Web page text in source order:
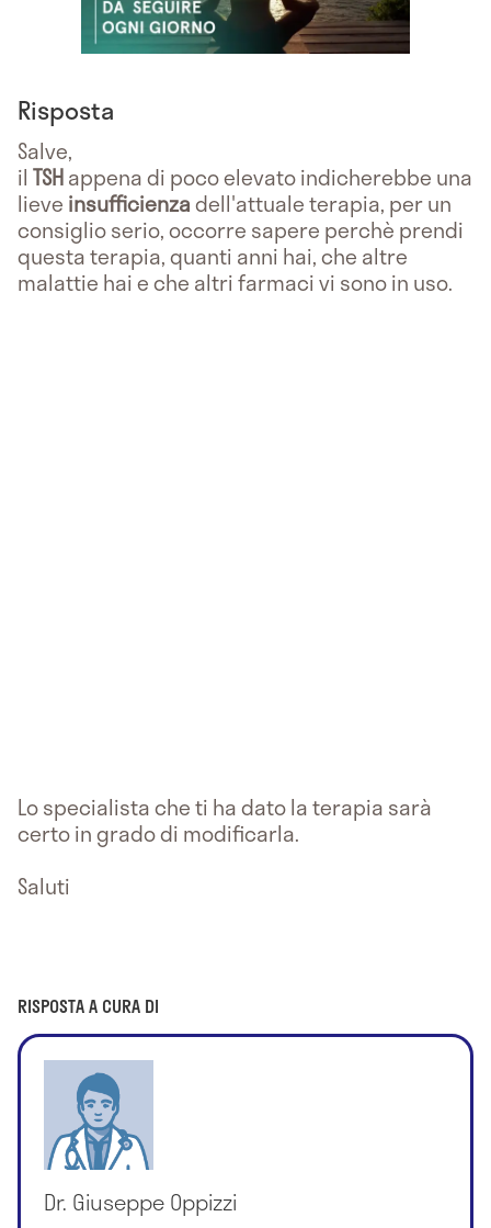
Risposta
Salve,
il TSHappena di poco elevato indicherebbe una
lieve insufficienzadell'attuale terapia, per un
consiglio serio, occorre sapere perchè prendi
questa terapia, quanti anni hai, che altre
malattie hai e che altri farmaci vi sono in uso.
Lo specialista che ti ha dato la terapia sarà
certo in grado di modificarla.
Saluti
RISPOSTA A CURA DI
Dr. Giuseppe Oppizzi